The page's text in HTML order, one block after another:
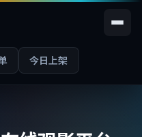
今日上架